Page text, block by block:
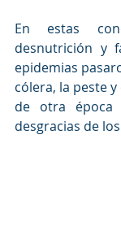
En estas
desnutrición y
epidemias
cólera, la peste
de otra época
desgracias de